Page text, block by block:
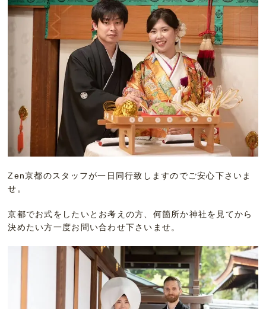
Zen京都のスタッフが一日同行致しますのでご安心下さいま
せ。
京都でお式をしたいとお考えの方、何箇所か神社を見てから
決めたい方一度お問い合わせ下さいませ。